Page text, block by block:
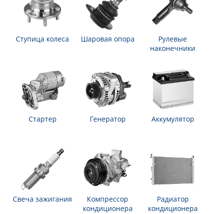
Ступица колеса Шаровая опора
Рулевые
наконечники
Стартер Генератор Аккумулятор
Свеча зажигания
Компрессор
кондиционера
Радиатор
кондиционера